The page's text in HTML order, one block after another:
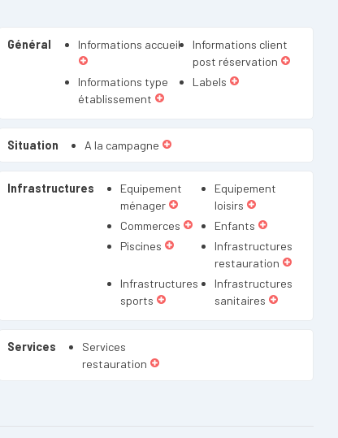
Général Informations accueil
Informations client
post réservation
Informations type
établissement
Labels
Situation A la campagne
Infrastructures
Equipement
ménager
Equipement
loisirs
Commerces
Enfants
Piscines
Infrastructures
restauration
Infrastructures
sports
Infrastructures
sanitaires
Services
Services
restauration